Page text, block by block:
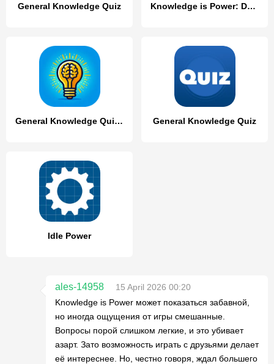
General Knowledge Quiz Knowledge is Power: Decades
General Knowledge Quiz Game General Knowledge Quiz
Idle Power
ales-14958
15 April 2026 00:20
Knowledge is Power может показаться забавной,
но иногда ощущения от игры смешанные.
Вопросы порой слишком легкие, и это убивает
азарт. Зато возможность играть с друзьями делает
её интереснее. Но, честно говоря, ждал большего